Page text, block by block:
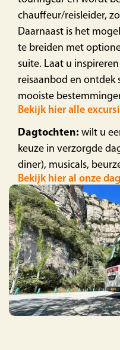
chauffeur/reisleider,
Daarnaast is het
te breiden met
suite. Laat u
reisaanbod en ontdek
mooiste
Bekijk hier alle
Dagtochten: wilt u
keuze in verzorgde
diner), musicals,
Bekijk hier al onze